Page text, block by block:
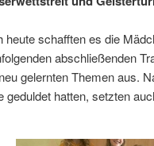
heute schafften es die
abschließenden
gelernten Themen aus.
geduldet hatten, setzten